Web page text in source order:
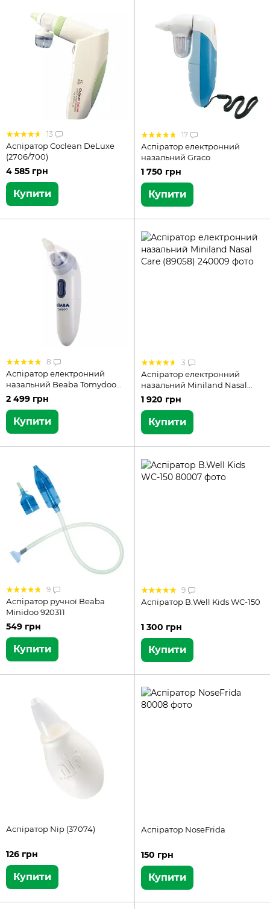
13
Аспіратор Coclean DeLuxe
(2706/700)
4 585 грн
Купити
17
Аспіратор електронний
назальний Graco
1 750 грн
Купити
8
Аспіратор електронний
назальний Beaba Tomydoo
920312
2 499 грн
Купити
3
Аспіратор електронний
назальний Miniland Nasal
Care (89058)
1 920 грн
Купити
9
Аспіратор ручної Beaba
Minidoo 920311
549 грн
Купити
9
Аспіратор B.Well Kids WC-150
1 300 грн
Купити
Аспіратор Nip (37074)
126 грн
Купити
Аспіратор NoseFrida
150 грн
Купити